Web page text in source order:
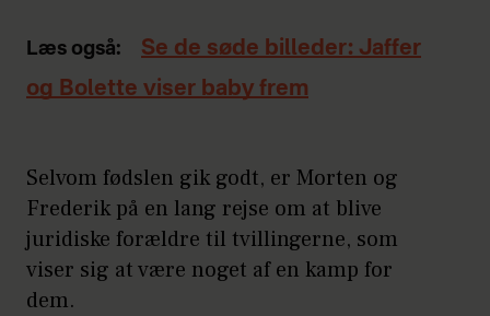
Læs også:
Se de søde billeder: Jaffer
og Bolette viser baby frem
Selvom fødslen gik godt, er Morten og
Frederik på en lang rejse om at blive
juridiske forældre til tvillingerne, som
viser sig at være noget af en kamp for
dem.